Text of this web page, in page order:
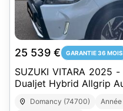
25 539 € GARANTIE 36 MOIS
SUZUKI VITARA 2025
Domancy (74700)